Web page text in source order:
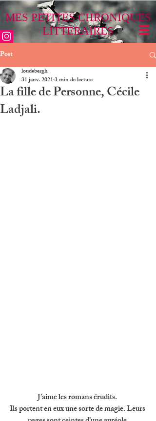
MES PETITES CHRONIQUES
LITTÉRAIRES
Post
La fille de Personne, Cécile
Ladjali.
loudebergh
31 janv. 20213 min de lecture
J’aime les romans érudits.
Ils portent en eux une sorte de magie. Leurs